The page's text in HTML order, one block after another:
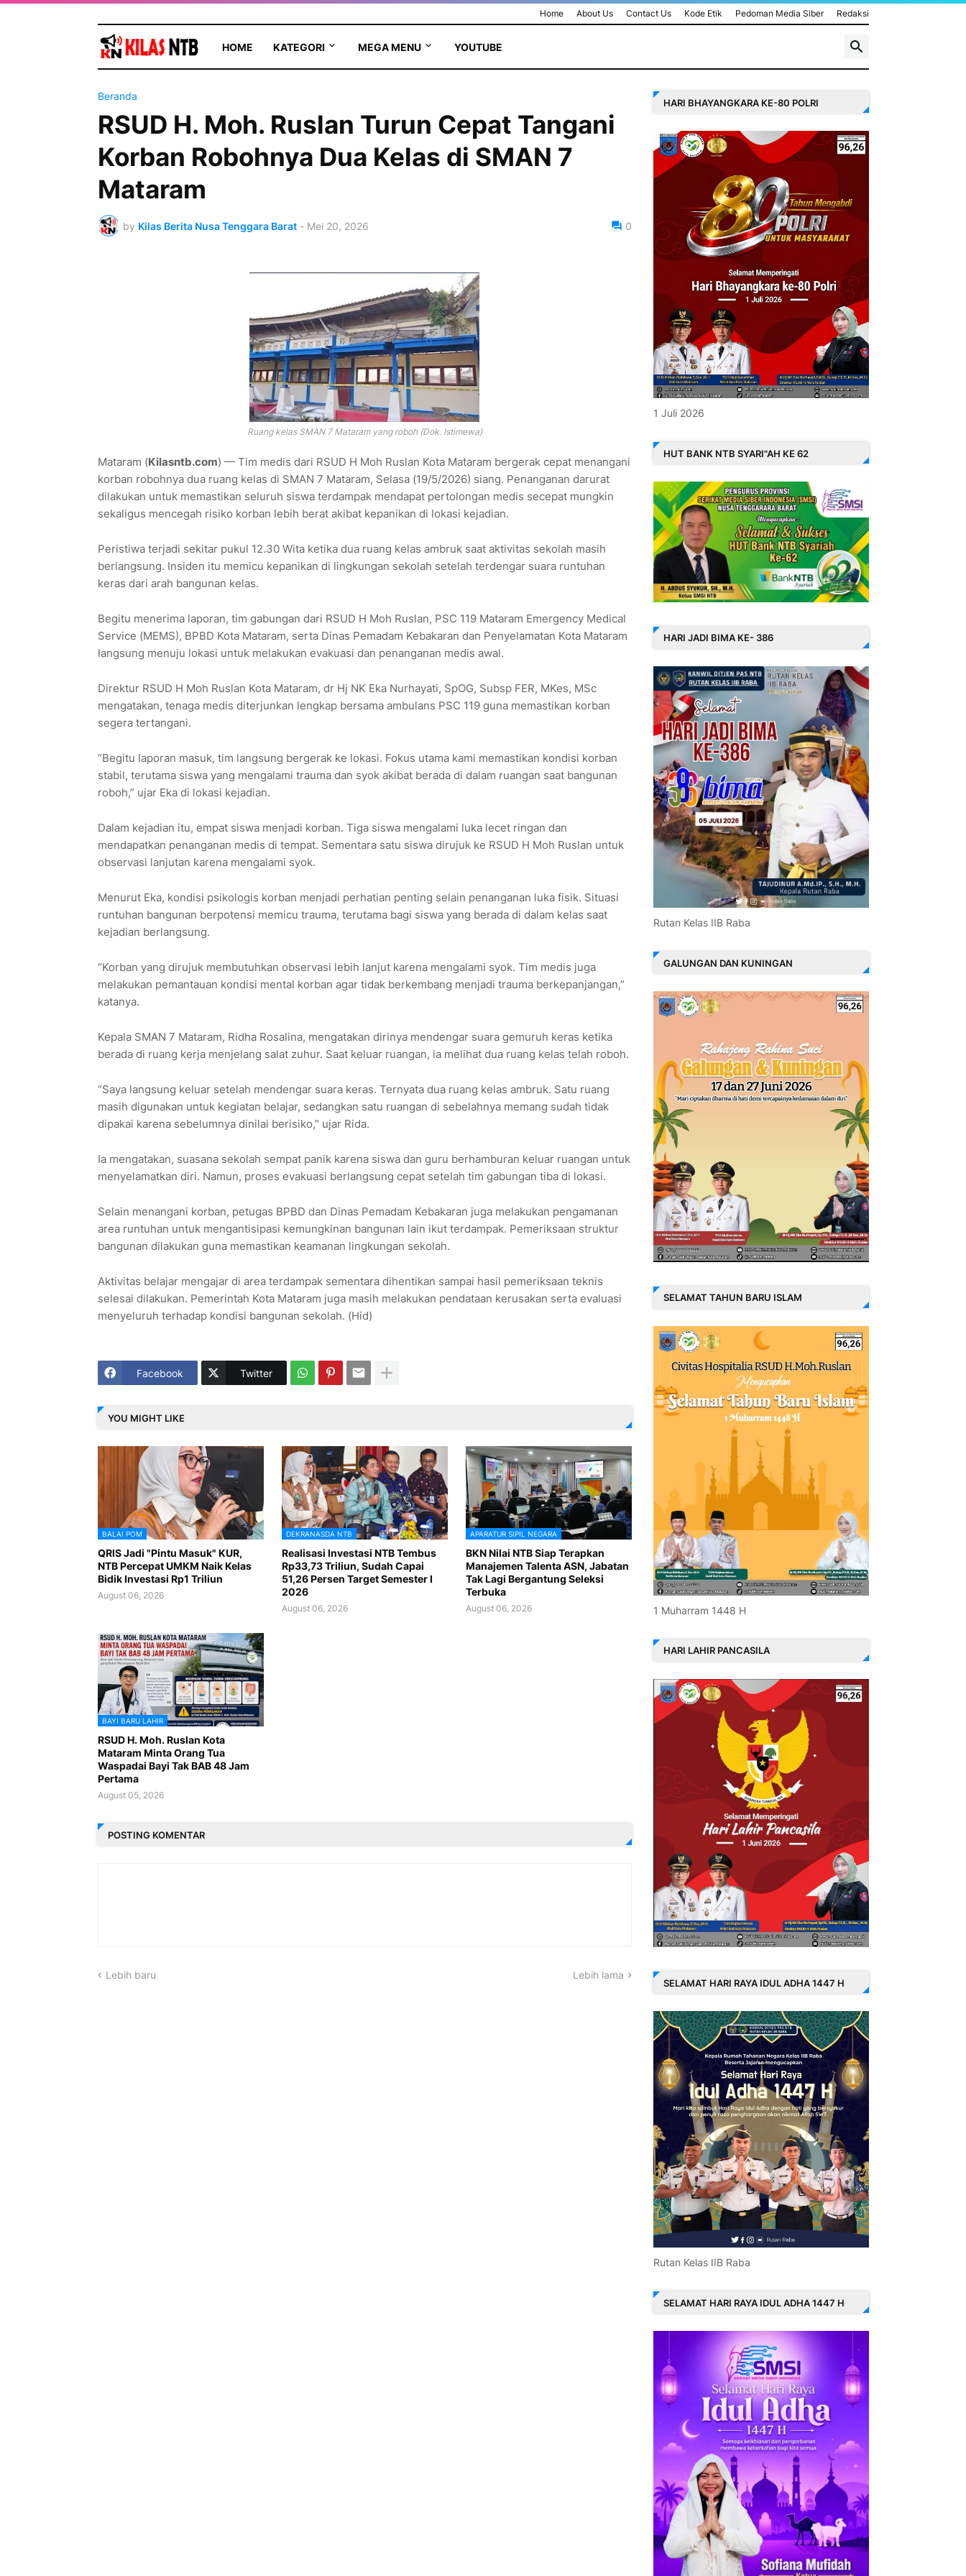
Home About Us Contact Us Kode Etik Pedoman Media Siber Redaksi
HOME KATEGORI MEGA MENU YOUTUBE
Beranda
RSUD H. Moh. Ruslan Turun Cepat Tangani
Korban Robohnya Dua Kelas di SMAN 7
Mataram
by Kilas Berita Nusa Tenggara Barat - Mei 20, 2026 0
Ruang kelas SMAN 7 Mataram yang roboh (Dok. Istimewa)
Mataram (Kilasntb.com) — Tim medis dari RSUD H Moh Ruslan Kota Mataram bergerak cepat menangani
korban robohnya dua ruang kelas di SMAN 7 Mataram, Selasa (19/5/2026) siang. Penanganan darurat
dilakukan untuk memastikan seluruh siswa terdampak mendapat pertolongan medis secepat mungkin
sekaligus mencegah risiko korban lebih berat akibat kepanikan di lokasi kejadian.
Peristiwa terjadi sekitar pukul 12.30 Wita ketika dua ruang kelas ambruk saat aktivitas sekolah masih
berlangsung. Insiden itu memicu kepanikan di lingkungan sekolah setelah terdengar suara runtuhan
keras dari arah bangunan kelas.
Begitu menerima laporan, tim gabungan dari RSUD H Moh Ruslan, PSC 119 Mataram Emergency Medical
Service (MEMS), BPBD Kota Mataram, serta Dinas Pemadam Kebakaran dan Penyelamatan Kota Mataram
langsung menuju lokasi untuk melakukan evakuasi dan penanganan medis awal.
Direktur RSUD H Moh Ruslan Kota Mataram, dr Hj NK Eka Nurhayati, SpOG, Subsp FER, MKes, MSc
mengatakan, tenaga medis diterjunkan lengkap bersama ambulans PSC 119 guna memastikan korban
segera tertangani.
“Begitu laporan masuk, tim langsung bergerak ke lokasi. Fokus utama kami memastikan kondisi korban
stabil, terutama siswa yang mengalami trauma dan syok akibat berada di dalam ruangan saat bangunan
roboh,” ujar Eka di lokasi kejadian.
Dalam kejadian itu, empat siswa menjadi korban. Tiga siswa mengalami luka lecet ringan dan
mendapatkan penanganan medis di tempat. Sementara satu siswa dirujuk ke RSUD H Moh Ruslan untuk
observasi lanjutan karena mengalami syok.
Menurut Eka, kondisi psikologis korban menjadi perhatian penting selain penanganan luka fisik. Situasi
runtuhan bangunan berpotensi memicu trauma, terutama bagi siswa yang berada di dalam kelas saat
kejadian berlangsung.
“Korban yang dirujuk membutuhkan observasi lebih lanjut karena mengalami syok. Tim medis juga
melakukan pemantauan kondisi mental korban agar tidak berkembang menjadi trauma berkepanjangan,”
katanya.
Kepala SMAN 7 Mataram, Ridha Rosalina, mengatakan dirinya mendengar suara gemuruh keras ketika
berada di ruang kerja menjelang salat zuhur. Saat keluar ruangan, ia melihat dua ruang kelas telah roboh.
“Saya langsung keluar setelah mendengar suara keras. Ternyata dua ruang kelas ambruk. Satu ruang
masih digunakan untuk kegiatan belajar, sedangkan satu ruangan di sebelahnya memang sudah tidak
dipakai karena sebelumnya dinilai berisiko,” ujar Rida.
Ia mengatakan, suasana sekolah sempat panik karena siswa dan guru berhamburan keluar ruangan untuk
menyelamatkan diri. Namun, proses evakuasi berlangsung cepat setelah tim gabungan tiba di lokasi.
Selain menangani korban, petugas BPBD dan Dinas Pemadam Kebakaran juga melakukan pengamanan
area runtuhan untuk mengantisipasi kemungkinan bangunan lain ikut terdampak. Pemeriksaan struktur
bangunan dilakukan guna memastikan keamanan lingkungan sekolah.
Aktivitas belajar mengajar di area terdampak sementara dihentikan sampai hasil pemeriksaan teknis
selesai dilakukan. Pemerintah Kota Mataram juga masih melakukan pendataan kerusakan serta evaluasi
menyeluruh terhadap kondisi bangunan sekolah. (Hid)
Facebook Twitter
YOU MIGHT LIKE
BALAI POM
QRIS Jadi "Pintu Masuk" KUR,
NTB Percepat UMKM Naik Kelas
Bidik Investasi Rp1 Triliun
August 06, 2026
DEKRANASDA NTB
Realisasi Investasi NTB Tembus
Rp33,73 Triliun, Sudah Capai
51,26 Persen Target Semester I
2026
August 06, 2026
APARATUR SIPIL NEGARA
BKN Nilai NTB Siap Terapkan
Manajemen Talenta ASN, Jabatan
Tak Lagi Bergantung Seleksi
Terbuka
August 06, 2026
BAYI BARU LAHIR
RSUD H. Moh. Ruslan Kota
Mataram Minta Orang Tua
Waspadai Bayi Tak BAB 48 Jam
Pertama
August 05, 2026
POSTING KOMENTAR
Lebih baru Lebih lama
HARI BHAYANGKARA KE-80 POLRI
1 Juli 2026
HUT BANK NTB SYARI"AH KE 62
HARI JADI BIMA KE- 386
Rutan Kelas IIB Raba
GALUNGAN DAN KUNINGAN
SELAMAT TAHUN BARU ISLAM
1 Muharram 1448 H
HARI LAHIR PANCASILA
SELAMAT HARI RAYA IDUL ADHA 1447 H
Rutan Kelas IIB Raba
SELAMAT HARI RAYA IDUL ADHA 1447 H